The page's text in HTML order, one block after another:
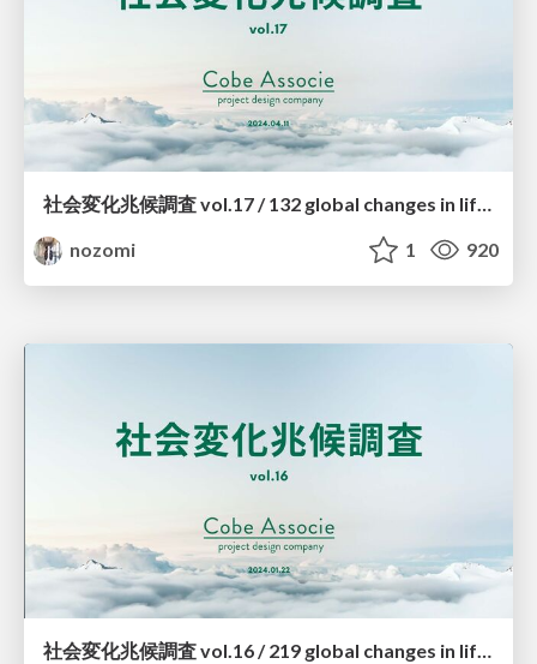
社会変化兆候調査 vol.17 / 132 global changes in lifestyle 2024 vol.17
nozomi
1 920
社会変化兆候調査 vol.16 / 219 global changes in lifestyle 2024 vol.16